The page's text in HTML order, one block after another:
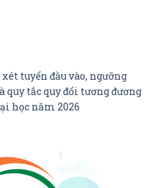
tuyển đầu vào, ngưỡng
quy tắc quy đổi tương đương
học năm 2026